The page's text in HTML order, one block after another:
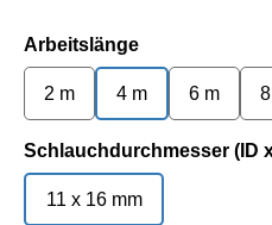
Arbeitslängeauswählen
2 m 4 m 6 m
Schlauchdurchmesser (ID
11 x 16 mm